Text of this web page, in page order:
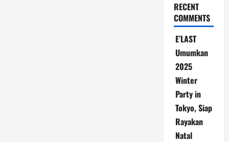
RECENT
COMMENTS
E’LAST
Umumkan
2025
Winter
Party in
Tokyo, Siap
Rayakan
Natal